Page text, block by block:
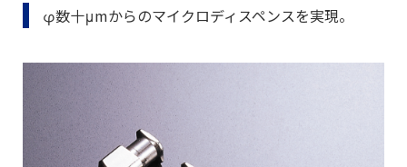
φ数十μmからのマイクロディスペンスを実現。